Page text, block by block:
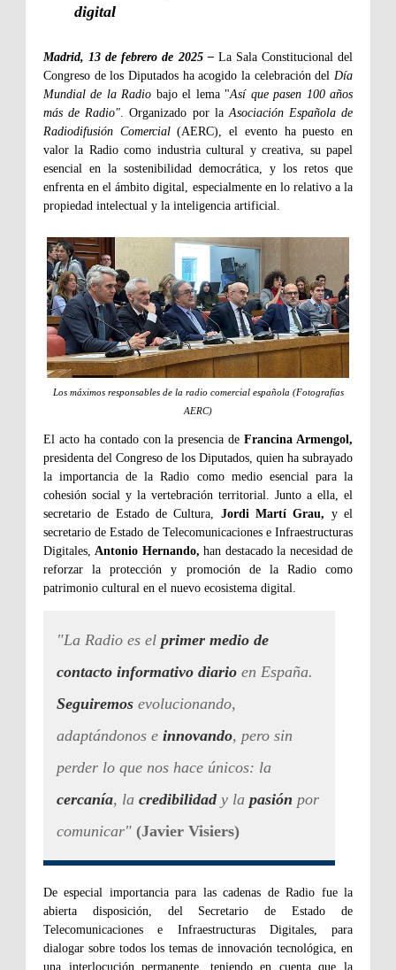
digital
Madrid, 13 de febrero de 2025 –La Sala Constitucional del
Congreso de los Diputados ha acogido la celebración del Día
Mundial de la Radio bajo el lema "Así que pasen 100 años
más de Radio". Organizado por laAsociación Española de
Radiodifusión Comercial(AERC), el evento ha puesto en
valor la Radio como industria cultural y creativa, su papel
esencial en la sostenibilidad democrática, y los retos que
enfrenta en el ámbito digital, especialmente en lo relativo a la
propiedad intelectual y la inteligencia artificial.
Los máximos responsables de la radio comercial española (Fotografías
AERC)
El acto ha contado con la presencia deFrancina Armengol,
presidenta del Congreso de los Diputados, quien ha subrayado
la importancia de la Radio como medio esencial para la
cohesión social y la vertebración territorial. Junto a ella, el
secretario de Estado de Cultura, Jordi Martí Grau, y el
secretario de Estado de Telecomunicaciones e Infraestructuras
Digitales,Antonio Hernando, han destacado la necesidad de
reforzar la protección y promoción de la Radio como
patrimonio cultural en el nuevo ecosistema digital.
"La Radio es el primer medio de
contacto informativo diario en España.
Seguiremos evolucionando,
adaptándonos e innovando, pero sin
perder lo que nos hace únicos: la
cercanía, la credibilidad y la pasión por
comunicar" (Javier Visiers)
De especial importancia para las cadenas de Radio fue la
abierta disposición, del Secretario de Estado de
Telecomunicaciones e Infraestructuras Digitales, para
dialogar sobre todos los temas de innovación tecnológica, en
una interlocución permanente, teniendo en cuenta que la